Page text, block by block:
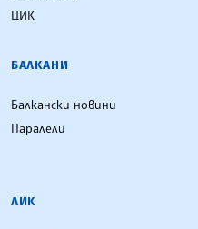
ЦИК
БАЛКАНИ
Балкански новини
Паралели
ЛИК